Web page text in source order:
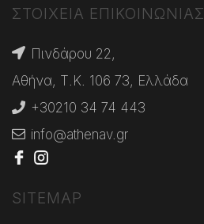
ΣΤΟΙΧΕΙΑ ΕΠΙΚΟΙΝΩΝΙΑΣ
Πινδάρου 22,
Αθήνα, Τ.Κ. 106 73, Ελλάδα
+30210 34 74 443
info@athenav.gr
SITEMAP